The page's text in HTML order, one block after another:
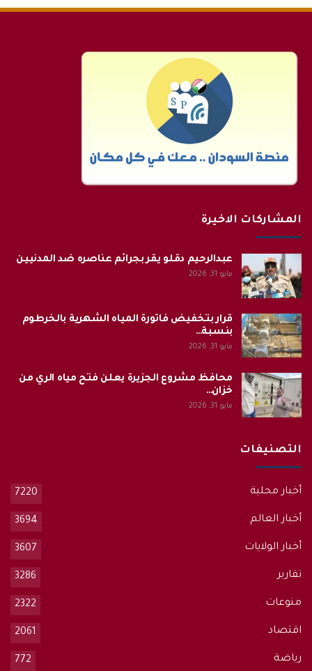
المشاركات الاخيرة
عبدالرحيم دقلو يقر بجرائم عناصره ضد المدنيين
مايو 31, 2026
قرار بتخفيض فاتورة المياه الشهرية بالخرطوم
بنسبة…
مايو 31, 2026
محافظ مشروع الجزيرة يعلن فتح مياه الري من
خزان…
مايو 31, 2026
التصنيفات
أخبار محلية 7220
أخبار العالم 3694
أخبار الولايات 3607
تقارير 3286
منوعات 2322
اقتصاد 2061
رياضة 772